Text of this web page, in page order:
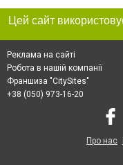
Реклама на сайті
Робота в нашій компанії
Франшиза "CitySites"
+38 (050) 973-16-20
Про нас